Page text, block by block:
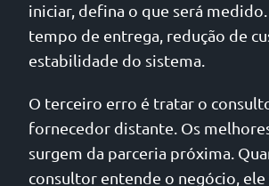
iniciar, defina o que será
tempo de entrega, redução de
estabilidade do sistema.
O terceiro erro é tratar o
fornecedor distante. Os
surgem da parceria próxima.
consultor entende o negócio,